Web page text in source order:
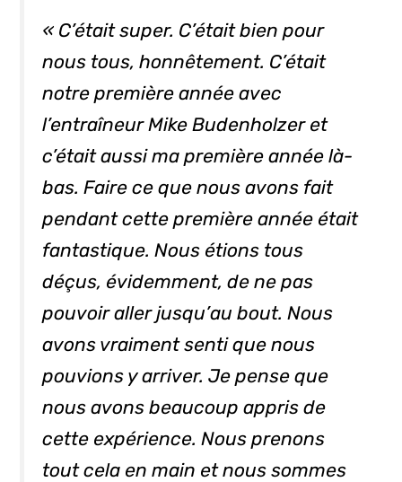
« C’était super. C’était bien pour
nous tous, honnêtement. C’était
notre première année avec
l’entraîneur Mike Budenholzer et
c’était aussi ma première année là-
bas. Faire ce que nous avons fait
pendant cette première année était
fantastique. Nous étions tous
déçus, évidemment, de ne pas
pouvoir aller jusqu’au bout. Nous
avons vraiment senti que nous
pouvions y arriver. Je pense que
nous avons beaucoup appris de
cette expérience. Nous prenons
tout cela en main et nous sommes